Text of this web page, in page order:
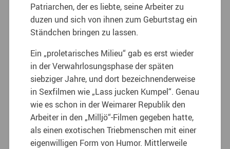
Patriarchen, der es liebte, seine Arbeiter zu
duzen und sich von ihnen zum Geburtstag ein
Ständchen bringen zu lassen.
Ein „proletarisches Milieu“ gab es erst wieder
in der Verwahrlosungsphase der späten
siebziger Jahre, und dort bezeichnenderweise
in Sexfilmen wie „Lass jucken Kumpel“. Genau
wie es schon in der Weimarer Republik den
Arbeiter in den „Milljö“-Filmen gegeben hatte,
als einen exotischen Triebmenschen mit einer
eigenwilligen Form von Humor. Mittlerweile